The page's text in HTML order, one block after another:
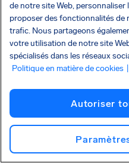
L’appli qu’il
vous
Suivez gratuitement
recevez des alertes
vous est due et
de
fini
de notre site Web,
proposer des fonctionnalités de
trafic. Nous partageons
votre utilisation de notre site
spécialisés dans les réseaux
Politique en matière de cookies
Autoriser